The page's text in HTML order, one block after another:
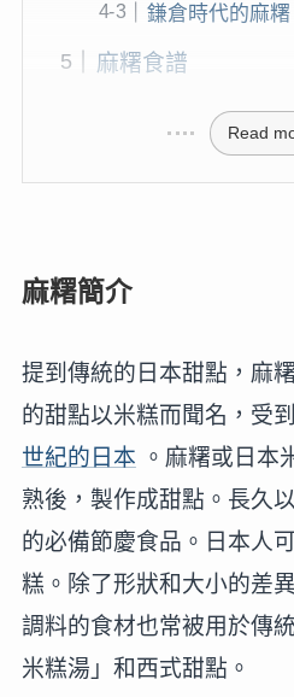
鎌倉時代的麻糬
麻糬食譜
Read
麻糬簡介
提到傳統的日本甜點，麻
的甜點以米糕而聞名，受
世紀的日本 。麻糬或日本
熟後，製作成甜點。長久
的必備節慶食品。日本人
糕。除了形狀和大小的差
調料的食材也常被用於傳
米糕湯」和西式甜點。